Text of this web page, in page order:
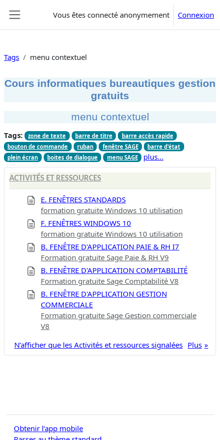
Vous êtes connecté anonymement Connexion
Tags menu contextuel
Cours informatiques bureautiques gestion
gratuits
menu contextuel
Tags: zone de texte barre de titre
barre accès rapide
bouton de commande
ruban fenêtre SAGE
barre d'état
plein écran
boites de dialogue menu SAGE plus…
ACTIVITÉS ET RESSOURCES
E. FENÊTRES STANDARDS
formation gratuite Windows 10 utilisation
F. FENÊTRES WINDOWS 10
formation gratuite Windows 10 utilisation
B. FENÊTRE D'APPLICATION PAIE & RH I7
Formation gratuite Sage Paie & RH V9
B. FENÊTRE D'APPLICATION COMPTABILITÉ
Formation gratuite Sage Comptabilité V8
B. FENÊTRE D'APPLICATION GESTION
COMMERCIALE
Formation gratuite Sage Gestion commerciale
V8
Plus
N’afficher que les Activités et ressources signalées
Obtenir l’app mobile